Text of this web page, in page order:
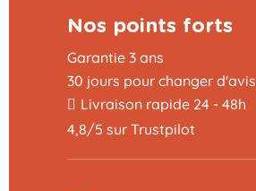
Nos points forts
Garantie 3 ans
30 jours pour changer d'avis
Livraison rapide 24 - 48h
4,8/5 sur Trustpilot